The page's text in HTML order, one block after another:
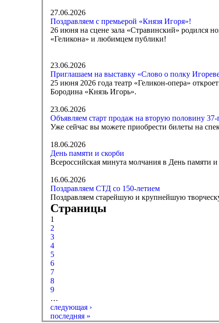
27.06.2026
Поздравляем с премьерой «Князя Игоря»!
26 июня на сцене зала «Стравинский» родился
«Геликона» и любимцем публики!
23.06.2026
Приглашаем на выставку «Слово о полку
25 июня 2026 года театр «Геликон-опера»
Бородина «Князь Игорь».
23.06.2026
Объявляем старт продаж на вторую половину 37-
Уже сейчас вы можете приобрести билеты на
18.06.2026
День памяти и скорби
Всероссийская минута молчания в День памяти
16.06.2026
Поздравляем СТД со 150-летием
Поздравляем старейшую и крупнейшую
Страницы
1
2
3
4
5
6
7
8
9
…
следующая ›
последняя »